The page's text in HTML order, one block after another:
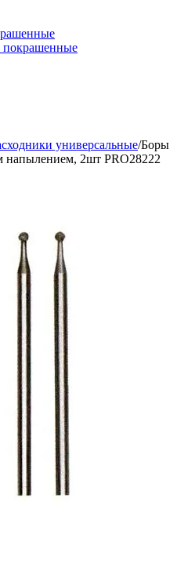
покрашенные
универсальные/Боры
напылением, 2шт PRO28222